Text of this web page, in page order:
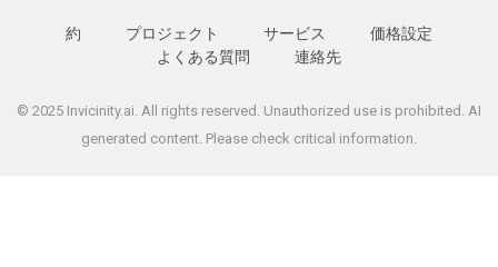
約 プロジェクト サービス
価格設定
よくある質問
連絡先
© 2025 Invicinity.ai. All rights reserved. Unauthorized use is prohibited. AI
generated content. Please check critical information.